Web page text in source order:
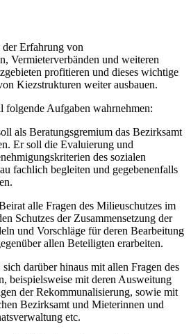
Erfahrung von
Vermieterverbänden und weiteren
profitieren und dieses wichtige
Kiezstrukturen weiter ausbauen.
folgende Aufgaben wahrnehmen:
als Beratungsgremium das Bezirksamt
Er soll die Evaluierung und
des sozialen
fachlich begleiten und gegebenenfalls
alle Fragen des Milieuschutzes im
Schutzes der Zusammensetzung der
und Vorschläge für deren Bearbeitung
allen Beteiligten erarbeiten.
darüber hinaus mit allen Fragen des
beispielsweise mit deren Ausweitung
der Rekommunalisierung, sowie mit
Bezirksamt und Mieterinnen und
etc.